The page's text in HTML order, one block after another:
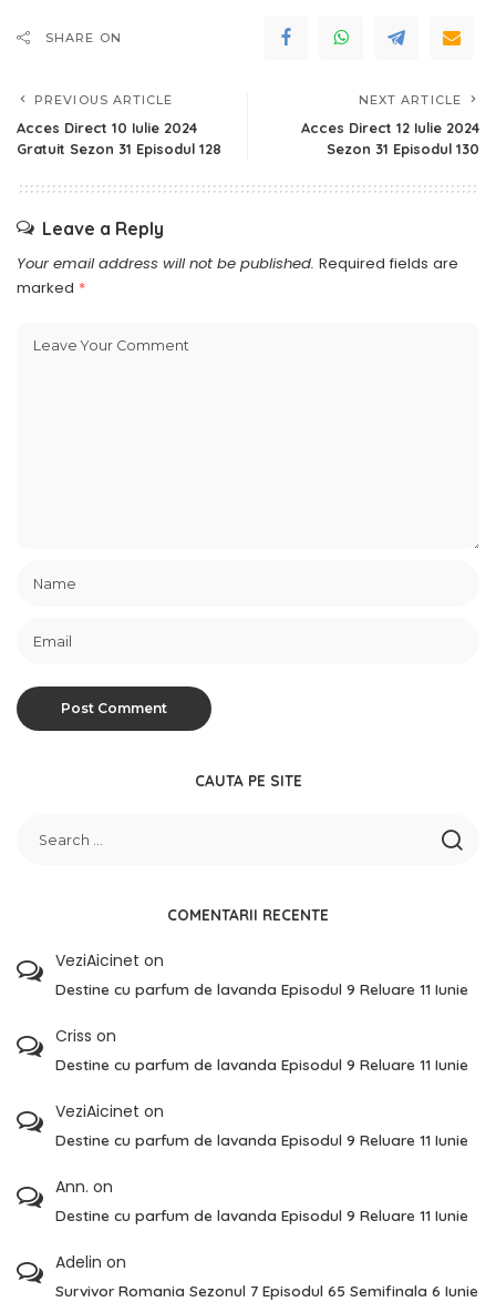
SHARE ON
PREVIOUS ARTICLE
Acces Direct 10 Iulie 2024
Gratuit Sezon 31 Episodul 128
NEXT ARTICLE
Acces Direct 12 Iulie 2024
Sezon 31 Episodul 130
Leave a Reply
Your email address will not be published. Required fields are
marked *
CAUTA PE SITE
COMENTARII RECENTE
VeziAicinet on
Destine cu parfum de lavanda Episodul 9 Reluare 11 Iunie
Criss on
Destine cu parfum de lavanda Episodul 9 Reluare 11 Iunie
VeziAicinet on
Destine cu parfum de lavanda Episodul 9 Reluare 11 Iunie
Ann. on
Destine cu parfum de lavanda Episodul 9 Reluare 11 Iunie
Adelin on
Survivor Romania Sezonul 7 Episodul 65 Semifinala 6 Iunie